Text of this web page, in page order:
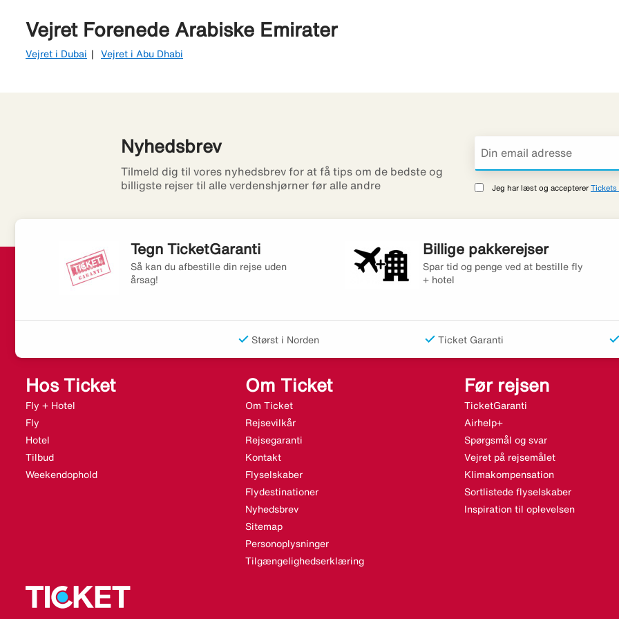
Vejret Forenede Arabiske Emirater
Vejret i Dubai Vejret i Abu Dhabi
Nyhedsbrev
Tilmeld dig til vores nyhedsbrev for at få tips om de bedste og
billigste rejser til alle verdenshjørner før alle andre
Jeg har læst og accepterer Tickets
Tegn TicketGaranti
Så kan du afbestille din rejse uden
årsag!
Billige pakkerejser
Spar tid og penge ved at bestille fly
+ hotel
Størst i Norden Ticket Garanti
Hos Ticket
Fly + Hotel
Fly
Hotel
Tilbud
Weekendophold
Om Ticket
Om Ticket
Rejsevilkår
Rejsegaranti
Kontakt
Flyselskaber
Flydestinationer
Nyhedsbrev
Sitemap
Personoplysninger
Tilgængelighedserklæring
Før rejsen
TicketGaranti
Airhelp+
Spørgsmål og svar
Vejret på rejsemålet
Klimakompensation
Sortlistede flyselskaber
Inspiration til oplevelsen